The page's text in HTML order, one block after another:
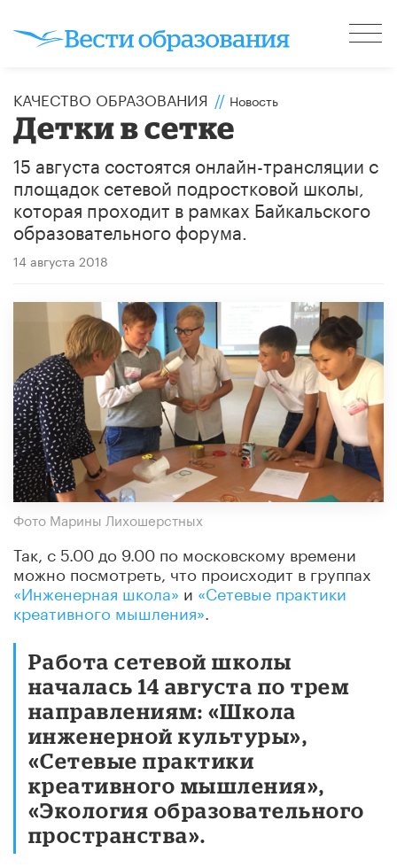
КАЧЕСТВО ОБРАЗОВАНИЯ // Новость
Детки в сетке
15 августа состоятся онлайн-трансляции с
площадок сетевой подростковой школы,
которая проходит в рамках Байкальского
образовательного форума.
14 августа 2018
Фото Марины Лихошерстных
Так, с 5.00 до 9.00 по московскому времени
можно посмотреть, что происходит в группах
«Инженерная школа» и «Сетевые практики
креативного мышления»
Работа сетевой школы
началась 14 августа по трем
направлениям: «Школа
инженерной культуры»,
«Сетевые практики
креативного мышления»,
«Экология образовательного
пространства».